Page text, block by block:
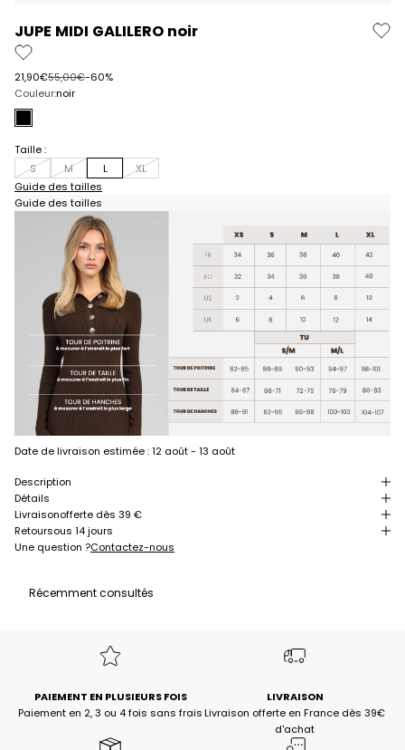
JUPE MIDI GALILERO noir
Prix de vente
21,90€Prix normal
55,00€-60%
Couleur:noir
noir
Taille :
S
M L
XL
Guide des tailles
Guide des tailles
Date de livraison estimée :12 août - 13 août
Description
Détails
Livraisonofferte dès 39 €
Retoursous 14 jours
Une question ?Contactez-nous
Récemment consultés
PAIEMENT EN PLUSIEURS FOIS
Paiement en 2, 3 ou 4 fois sans frais
LIVRAISON
Livraison offerte en France dès 39€
d'achat